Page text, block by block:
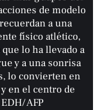
de modelo
a una
físico atlético,
lo ha llevado a
y a una sonrisa
lo convierten en
en el centro de
AFP